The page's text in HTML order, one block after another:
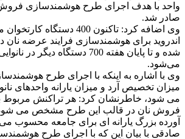
واحد با هدف اجرای طرح هوشمندسازی
صادر شد.
وی اضافه کرد: تاکنون 400
اندروید برای هوشمندسازی فرایند عرضه نان
شده و تا پایان هفته 700 دستگاه
می‌شود.
وی با اشاره به اینکه با اجرای طرح
میزان تخصیص آرد و میزان یارانه واحدهای
می شود، خاطرنشان کرد: هر تراکنش مربوط
فروش نان در قالب این طرح مشخص می
آورده بزرگ یارانه ای برای جامعه محسوب
صادقی با بیان این که با اجرای طرح